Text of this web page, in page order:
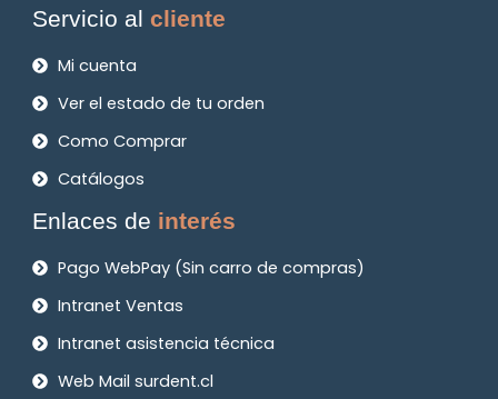
Servicio alcliente
Mi cuenta
Ver el estado de tu orden
Como Comprar
Catálogos
Enlaces de interés
Pago WebPay (Sin carro de compras)
Intranet Ventas
Intranet asistencia técnica
Web Mail surdent.cl